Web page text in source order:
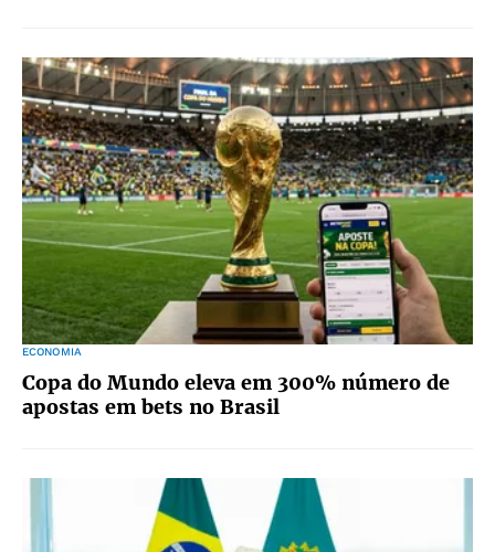
ECONOMIA
Copa do Mundo eleva em 300% número de
apostas em bets no Brasil